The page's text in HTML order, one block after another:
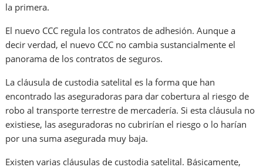
la primera.
El nuevo CCC regula los contratos de adhesión. Aunque a
decir verdad, el nuevo CCC no cambia sustancialmente el
panorama de los contratos de seguros.
La cláusula de custodia satelital es la forma que han
encontrado las aseguradoras para dar cobertura al riesgo de
robo al transporte terrestre de mercadería. Si esta cláusula no
existiese, las aseguradoras no cubrirían el riesgo o lo harían
por una suma asegurada muy baja.
Existen varias cláusulas de custodia satelital. Básicamente,